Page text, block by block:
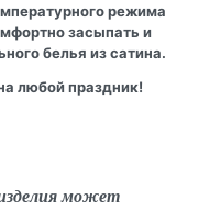
режима
засыпать и
белья из сатина.
любой праздник!
может